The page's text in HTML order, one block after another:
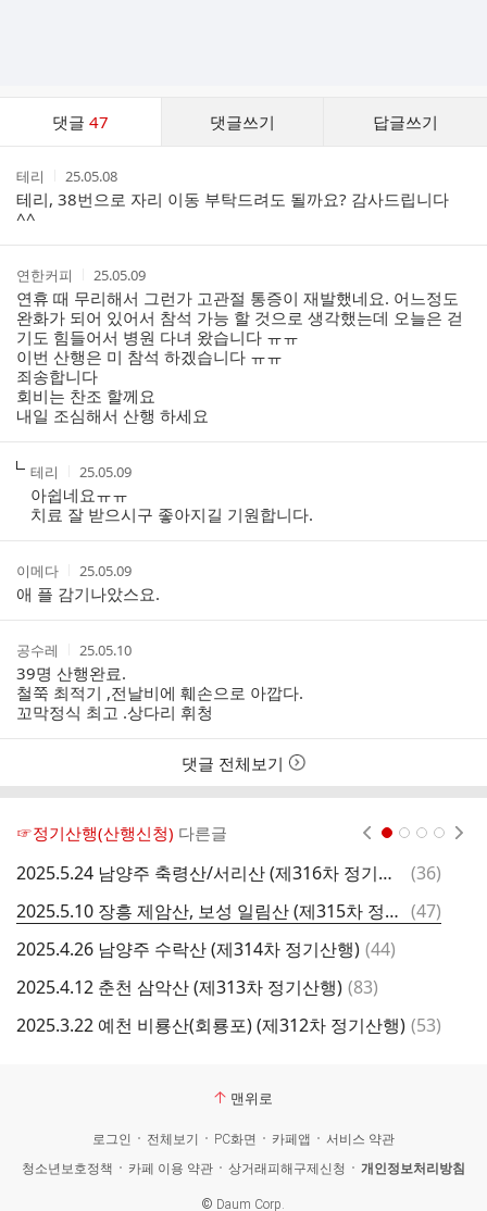
댓글47 댓글쓰기 답글쓰기
트
작
성
자
테리
작
성
시
25.05.08
테리, 38번으로 자리 이동 부탁드려도 될까요? 감사드립니다
^^
작
성
자
연한커피
작
성
시
간
25.05.09
연휴 때 무리해서 그런가 고관절 통증이 재발했네요. 어느정도
완화가 되어 있어서 참석 가능 할 것으로 생각했는데 오늘은 걷
기도 힘들어서 병원 다녀 왔습니다 ㅠㅠ
이번 산행은 미 참석 하겠습니다 ㅠㅠ
죄송합니다
회비는 찬조 할께요
내일 조심해서 산행 하세요
작
성
자
테리
작
성
시
간
25.05.09
아쉽네요ㅠㅠ
치료 잘 받으시구 좋아지길 기원합니다.
작
성
자
이메다
작
성
시
간
25.05.09
애 플 감기나았스요.
작
성
자
공수레
작
성
시
간
25.05.10
39명 산행완료.
철쭉 최적기 ,전날비에 훼손으로 아깝다.
꼬막정식 최고 .상다리 휘청
댓글 전체보기
☞정기산행(산행신청) 다른글
2025.5.24 남양주 축령산/서리산 (제316차 정기산행)
댓
(36)
2025.5.10 장흥 제암산, 보성 일림산 (제315차 정기산행) 댓
글
(47)
2025.4.26 남양주 수락산 (제314차 정기산행) 댓
(44)
2025.4.12 춘천 삼악산 (제313차 정기산행) 댓
(83)
2025.3.22 예천 비룡산(회룡포) (제312차 정기산행) 댓
(53)
맨위로
로그인 전체보기 PC화면 카페앱
서비스 약관
청소년보호정책
카페 이용 약관 상거래피해구제신청 개인정보처리방침
© Daum Corp.